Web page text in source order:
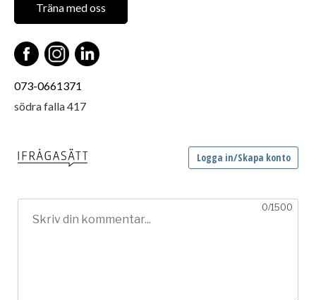
Träna med oss
073-0661371
södra falla 417